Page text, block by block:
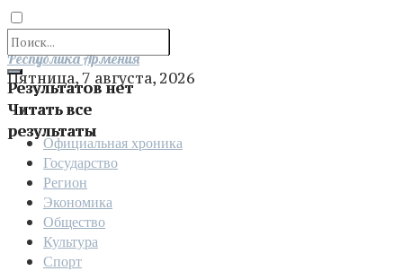
Результатов нет
Читать все
результаты
Отправить
Республика Армения
Пятница, 7 августа, 2026
Официальная хроника
Государство
Регион
Экономика
Общество
Культура
Спорт